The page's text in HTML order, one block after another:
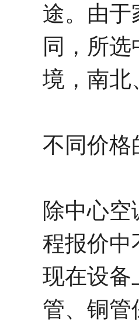
途。由于
同，所
境，南北
不同价格
除中心
程报价中
现在设备
管、铜管